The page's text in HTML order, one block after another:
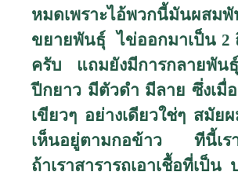
หมดเพราะไอ้พวกนี้มันผสมพั
ขยายพันธุ์ ไข่ออกมาเป็น 2
ครับ แถมยังมีการกลายพัน
ปีกยาว มีตัวดำ มีลาย ซึ่งเมื่
เขียวๆ อย่างเดียวใช่ๆ สมัย
เห็นอยู่ตามกอข้าว ทีนี้เรา
ถ้าเราสารารถเอาเชื้อที่เป็